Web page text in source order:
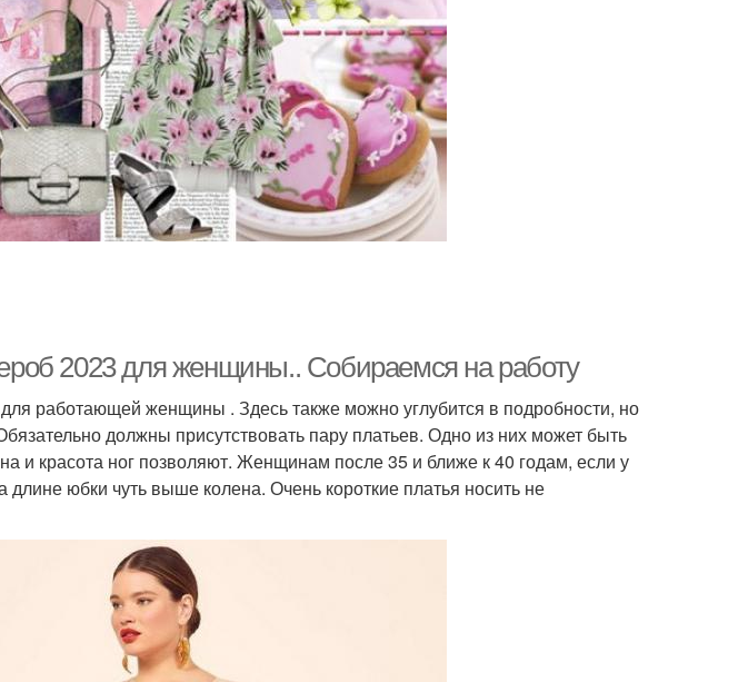
2023 для женщины.. Собираемся на работу
работающей женщины . Здесь также можно углубится в подробности, но
должны присутствовать пару платьев. Одно из них может быть
и красота ног позволяют. Женщинам после 35 и ближе к 40 годам, если у
длине юбки чуть выше колена. Очень короткие платья носить не